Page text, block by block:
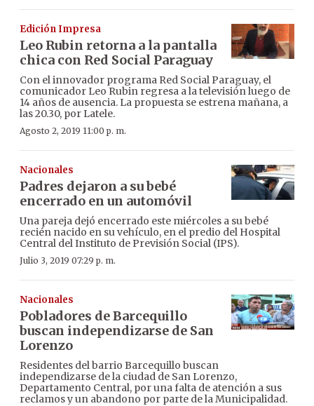
Edición Impresa
Leo Rubin retorna a la pantalla
chica con Red Social Paraguay
Con el innovador programa Red Social Paraguay, el
comunicador Leo Rubin regresa a la televisión luego de
14 años de ausencia. La propuesta se estrena mañana, a
las 20.30, por Latele.
Agosto 2, 2019 11:00 p. m.
Nacionales
Padres dejaron a su bebé
encerrado en un automóvil
Una pareja dejó encerrado este miércoles a su bebé
recién nacido en su vehículo, en el predio del Hospital
Central del Instituto de Previsión Social (IPS).
Julio 3, 2019 07:29 p. m.
Nacionales
Pobladores de Barcequillo
buscan independizarse de San
Lorenzo
Residentes del barrio Barcequillo buscan
independizarse de la ciudad de San Lorenzo,
Departamento Central, por una falta de atención a sus
reclamos y un abandono por parte de la Municipalidad.